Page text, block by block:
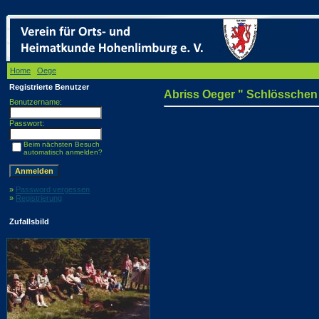
Home Oege
Registrierte Benutzer
Benutzername:
Passwort:
Beim nächsten Besuch
automatisch anmelden?
» Password vergessen
» Registrierung
Zufallsbild
Abriss Oeger "